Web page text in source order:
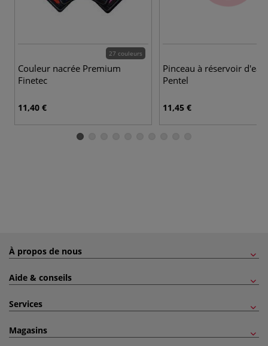
27 couleurs
Couleur nacrée Premium
Finetec
11,40 €
Pinceau à réservoir d'eau
Pentel
11,45 €
À propos de nous
Aide & conseils
Services
Magasins